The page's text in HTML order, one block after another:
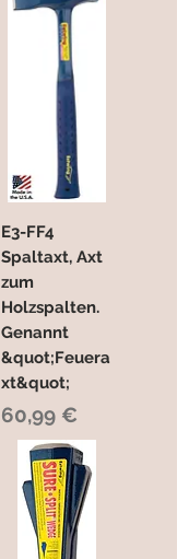
E3-FF4
Spaltaxt, Axt
zum
Holzspalten.
Genannt
&quot;Feuera
xt&quot;
Preis
60,99 €